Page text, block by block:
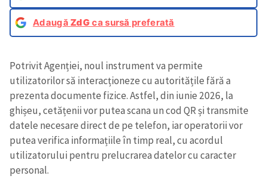
AdaugăZdG ca sursă preferată
Potrivit Agenției, noul instrument va permite
utilizatorilor să interacționeze cu autoritățile fără a
prezenta documente fizice. Astfel, din iunie 2026, la
ghișeu, cetățenii vor putea scana un cod QR și transmite
datele necesare direct de pe telefon, iar operatorii vor
putea verifica informațiile în timp real, cu acordul
utilizatorului pentru prelucrarea datelor cu caracter
personal.